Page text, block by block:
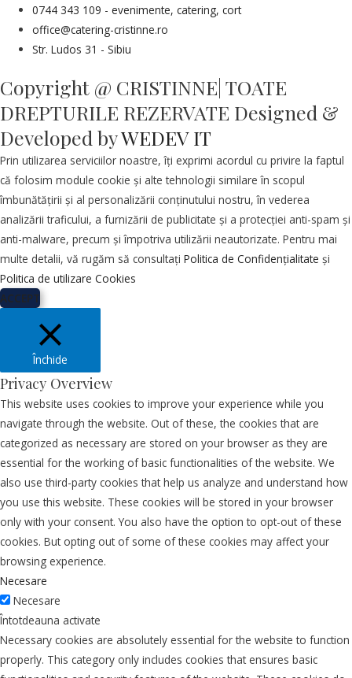
0744 343 109 - evenimente, catering, cort
office@catering-cristinne.ro
Str. Ludos 31 - Sibiu
Copyright @ CRISTINNE| TOATE
DREPTURILE REZERVATE Designed &
Developed byWEDEV IT
Prin utilizarea serviciilor noastre, îți exprimi acordul cu privire la faptul
că folosim module cookie și alte tehnologii similare în scopul
îmbunătățirii și al personalizării conținutului nostru, în vederea
analizării traficului, a furnizării de publicitate și a protecției anti-spam și
anti-malware, precum și împotriva utilizării neautorizate. Pentru mai
multe detalii, vă rugăm să consultați Politica de Confidențialitate și
Politica de utilizare Cookies
ACCEPT
Închide
Privacy Overview
This website uses cookies to improve your experience while you
navigate through the website. Out of these, the cookies that are
categorized as necessary are stored on your browser as they are
essential for the working of basic functionalities of the website. We
also use third-party cookies that help us analyze and understand how
you use this website. These cookies will be stored in your browser
only with your consent. You also have the option to opt-out of these
cookies. But opting out of some of these cookies may affect your
browsing experience.
Necesare
Necesare
Întotdeauna activate
Necessary cookies are absolutely essential for the website to function
properly. This category only includes cookies that ensures basic